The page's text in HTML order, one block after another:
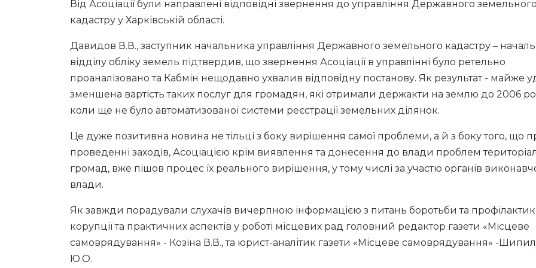
Від Асоціації були направлені відповідні звернення до управління Державного земельного
кадастру у Харківській області.
Давидов В.В., заступник начальника управління Державного земельного кадастру –
відділу обліку земель підтвердив, що звернення Асоціації в управлінні було ретельно
проаналізовано та Кабмін нещодавно ухвалив відповідну постанову. Як результат - майже
зменшена вартість таких послуг для громадян, які отримали держакти на землю до 2006
коли ще не було автоматизованої системи реєстрації земельних ділянок.
Це дуже позитивна новина не тільці з боку вирішення самої проблеми, а й з боку того, що
проведенні заходів, Асоціацією крім виявлення та донесення до влади проблем
громад, вже пішов процес їх реального вирішення, у тому числі за участю органів
влади.
Як завжди порадували слухачів вичерпною інформацією з питань боротьби та
корупції та практичних аспектів у роботі місцевих рад головний редактор газети «Місцеве
самоврядування» - Козіна В.В., та юрист-аналітик газети «Місцеве самоврядування» -
Ю.О.